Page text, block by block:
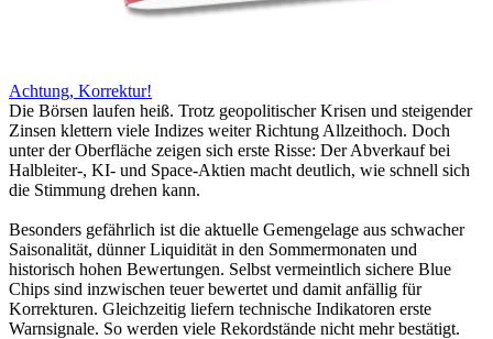
Achtung, Korrektur!
Die Börsen laufen heiß. Trotz geopolitischer Krisen und steigender
Zinsen klettern viele Indizes weiter Richtung Allzeithoch. Doch
unter der Oberfläche zeigen sich erste Risse: Der Abverkauf bei
Halbleiter-, KI- und Space-Aktien macht deutlich, wie schnell sich
die Stimmung drehen kann.
Besonders gefährlich ist die aktuelle Gemengelage aus schwacher
Saisonalität, dünner Liquidität in den Sommermonaten und
historisch hohen Bewertungen. Selbst vermeintlich sichere Blue
Chips sind inzwischen teuer bewertet und damit anfällig für
Korrekturen. Gleichzeitig liefern technische Indikatoren erste
Warnsignale. So werden viele Rekordstände nicht mehr bestätigt.